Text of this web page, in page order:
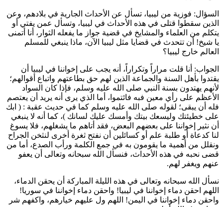
السؤال: فوزية من ليبيا، تسأل عن الأحداث الجارية في بلادهم، وعن
الذين سقطوا قتلى في هذه الأحداث في ليبيا، وتسأل عمن يفتي أو
يتكلم من العلماء والمشايخ في قضية جواز ما يفعله الثوار، أنا أتمنى
يا شيخ! أن تتحدث في قضايا مثل ليبيا الآن، ماذا ينبغي للمسلم
العالم خارج ليبيا؟
الجواب: أنا قلت مراراً وتكراراً، أنه يجب على إخواننا في ليبيا أن
يقتدوا بأهل السنة والجماعة الذين لهم حق بطاعتهم واتباع أقوالهم؛
لأنهم يهتدون بسنة النبي صلى الله عليه وسلم، فإذا كان السواد
الأعظم على رأي معين فبه فائتموا، أما الذي يرى أنه يريد أن يعتصم
فله أن يبقى؛ لقوله صلى الله عليه وسلم كما في حديث عقبة : ( ابك
على خطيئتك وليسعك بيتك وأمسك عليك لسانك )، كما أنه لا ينبغي
أن نثير إخواننا على بعضهم البعض، فقد أتاهم ما يشغلهم، فلا يسوغ
لنا كدعاة أو طلبة علم أو كسائلين أن نفتح ثغرة أخرى لنثخن الجراح
ونقلل من أهمية ما يقومون به في جمع الكلمة ورأب الصدع، أما من
قضى نحبه في هذه الأحداث، فنسأل الله سبحانه وتعالى أن يعفو
عنهم ويغفر لهم.
نسأل الله سبحانه وتعالى في هذه الليلة المباركة أن يحقن الدماء،
اللهم احقن دماء إخواننا في ليبيا! واحقن دماء إخواننا في سوريا!
واحقن دماء إخواننا في اليمن! اللهم ول عليهم خيارهم، واكفهم شر